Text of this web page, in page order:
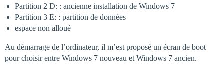
Partition 2 D: : ancienne installation de Windows 7
Partition 3 E: : partition de données
espace non alloué
Au démarrage de l’ordinateur, il m’est proposé un écran de boot
pour choisir entre Windows 7 nouveau et Windows 7 ancien.